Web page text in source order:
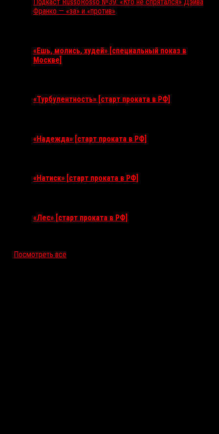
Франко — «за» и «против»
«Ешь, молись, худей» [специальный показ в
Москве]
«Турбулентность» [старт проката в РФ]
«Надежда» [старт проката в РФ]
«Натиск» [старт проката в РФ]
«Лес» [старт проката в РФ]
Посмотреть все